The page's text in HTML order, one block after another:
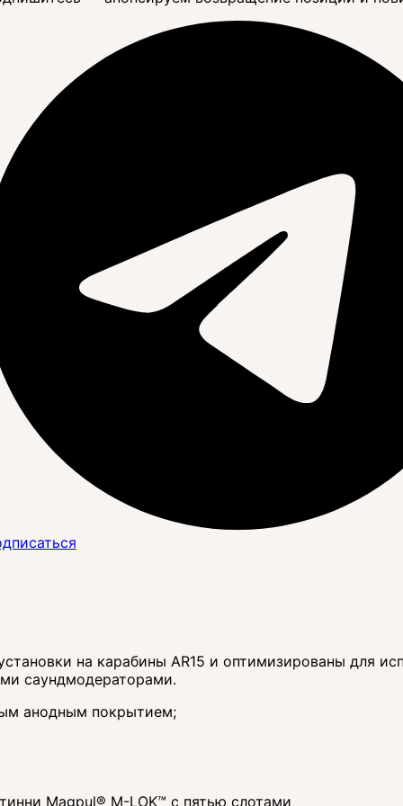
на карабины AR15 и оптимизированы для
саундмодераторами.
анодным покрытием;
Magpul® M-LOK™ с пятью слотами